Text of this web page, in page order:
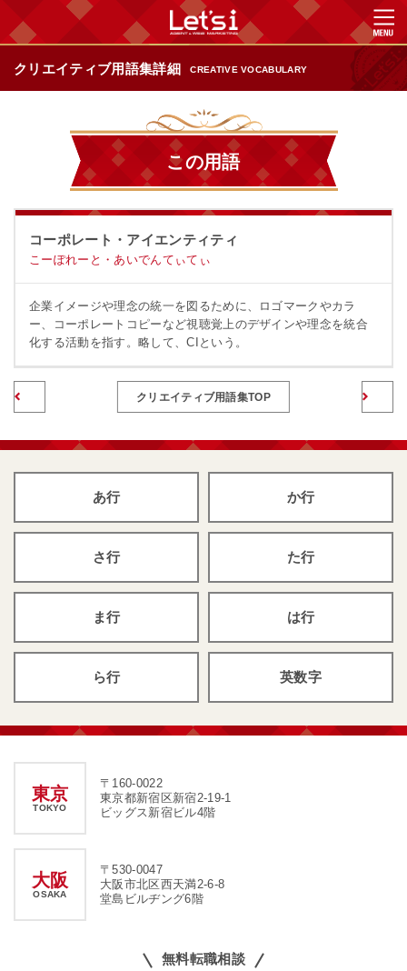
クリエイティブ用語集詳細 CREATIVE VOCABULARY
この用語
コーポレート・アイエンティティ
こーぽれーと・あいでんてぃてぃ
企業イメージや理念の統一を図るために、ロゴマークやカラ
ー、コーポレートコピーなど視聴覚上のデザインや理念を統合
化する活動を指す。略して、CIという。
クリエイティブ用語集TOP
あ行 か行
さ行 た行
ま行 は行
ら行 英数字
東京
TOKYO
〒160-0022
東京都新宿区新宿2-19-1
ビッグス新宿ビル4階
大阪
OSAKA
〒530-0047
大阪市北区西天満2-6-8
堂島ビルヂング6階
無料転職相談